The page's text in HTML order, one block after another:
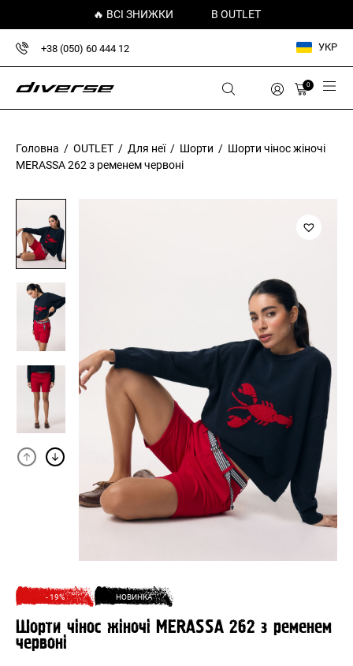
🔥 ВСІ ЗНИЖКИ В OUTLET
+38 (050) 60 444 12 УКР
0
Головна / OUTLET / Для неї/ Шорти / Шорти чінос жіночі
MERASSA 262 з ременем червоні
- 19% НОВИНКА
Шорти чінос жіночі MERASSA 262 з ременем
червоні